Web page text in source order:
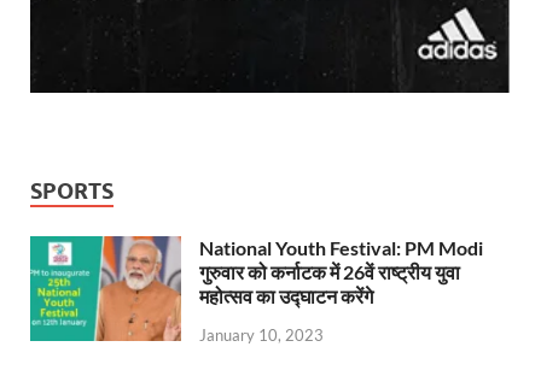
SPORTS
National Youth Festival: PM Modi
गुरुवार को कर्नाटक में 26वें राष्ट्रीय युवा
महोत्सव का उद्घाटन करेंगे
January 10, 2023